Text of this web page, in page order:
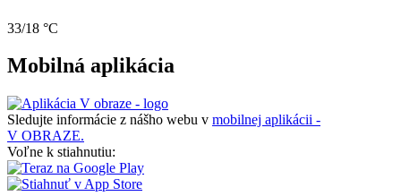
33/18 °C
Mobilná aplikácia
Sledujte informácie z nášho webu v mobilnej aplikácii -
V OBRAZE.
Voľne k stiahnutiu: